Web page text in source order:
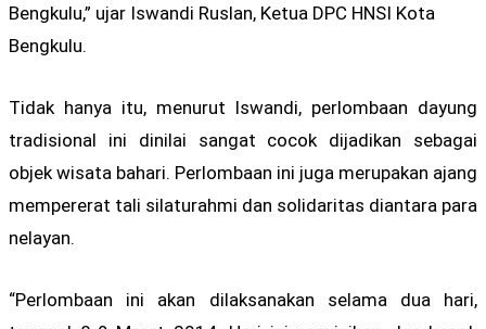
Bengkulu,” ujar Iswandi Ruslan, Ketua DPC HNSI Kota
Bengkulu.
Tidak hanya itu, menurut Iswandi, perlombaan dayung
tradisional ini dinilai sangat cocok dijadikan sebagai
objek wisata bahari. Perlombaan ini juga merupakan ajang
mempererat tali silaturahmi dan solidaritas diantara para
nelayan.
“Perlombaan ini akan dilaksanakan selama dua hari,